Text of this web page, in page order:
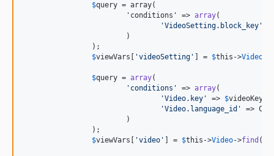
$query = array(
			'conditions' =>
array(
'VideoSetting.block_key '
$viewVars 'videoSetting ' ] = $this ->
$query = array(
' conditions ' => array(
'Video.key ' => $videoKey
'Video.language_id '
=>
$viewVars 'video ' ] = $this ->Video->find (